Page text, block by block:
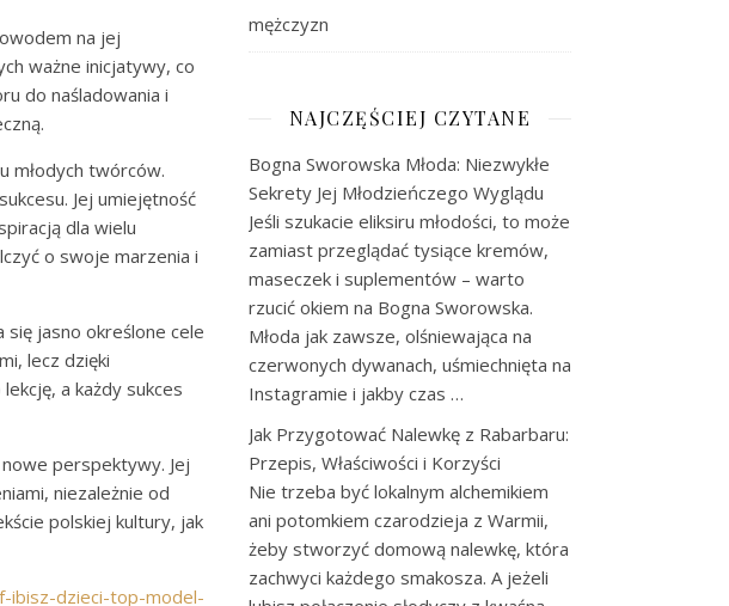
na jej
ważne inicjatywy, co
do naśladowania i
młodych twórców.
Jej umiejętność
dla wielu
o swoje marzenia i
się jasno określone cele
lecz dzięki
a każdy sukces
perspektywy. Jej
niezależnie od
polskiej kultury, jak
ibisz-dzieci-top-model-
mężczyzn
NAJCZĘŚCIEJ CZYTANE
Bogna Sworowska Młoda: Niezwykłe
Sekrety Jej Młodzieńczego Wyglądu
Jeśli szukacie eliksiru młodości, to może
zamiast przeglądać tysiące kremów,
maseczek i suplementów – warto
rzucić okiem na Bogna Sworowska.
Młoda jak zawsze, olśniewająca na
czerwonych dywanach, uśmiechnięta na
Instagramie i jakby czas …
Jak Przygotować Nalewkę z Rabarbaru:
Przepis, Właściwości i Korzyści
Nie trzeba być lokalnym alchemikiem
ani potomkiem czarodzieja z Warmii,
żeby stworzyć domową nalewkę, która
zachwyci każdego smakosza. A jeżeli